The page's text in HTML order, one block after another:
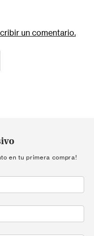
un comentario.
en tu primera compra!